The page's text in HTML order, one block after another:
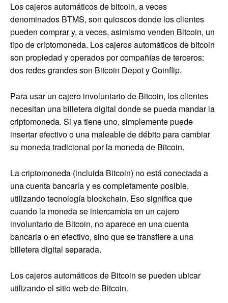
Los cajeros automáticos de bitcoin, a veces
denominados BTMS, son quioscos donde los clientes
pueden comprar y, a veces, asimismo venden Bitcoin, un
tipo de criptomoneda. Los cajeros automáticos de bitcoin
son propiedad y operados por compañías de terceros:
dos redes grandes son Bitcoin Depot y Coinflip.
Para usar un cajero involuntario de Bitcoin, los clientes
necesitan una billetera digital donde se pueda mandar la
criptomoneda. Si ya tiene uno, simplemente puede
insertar efectivo o una maleable de débito para cambiar
su moneda tradicional por la moneda de Bitcoin.
La criptomoneda (incluida Bitcoin) no está conectada a
una cuenta bancaria y es completamente posible,
utilizando tecnología blockchain. Eso significa que
cuando la moneda se intercambia en un cajero
involuntario de Bitcoin, no aparece en una cuenta
bancaria o en efectivo, sino que se transfiere a una
billetera digital separada.
Los cajeros automáticos de Bitcoin se pueden ubicar
utilizando el sitio web de Bitcoin.